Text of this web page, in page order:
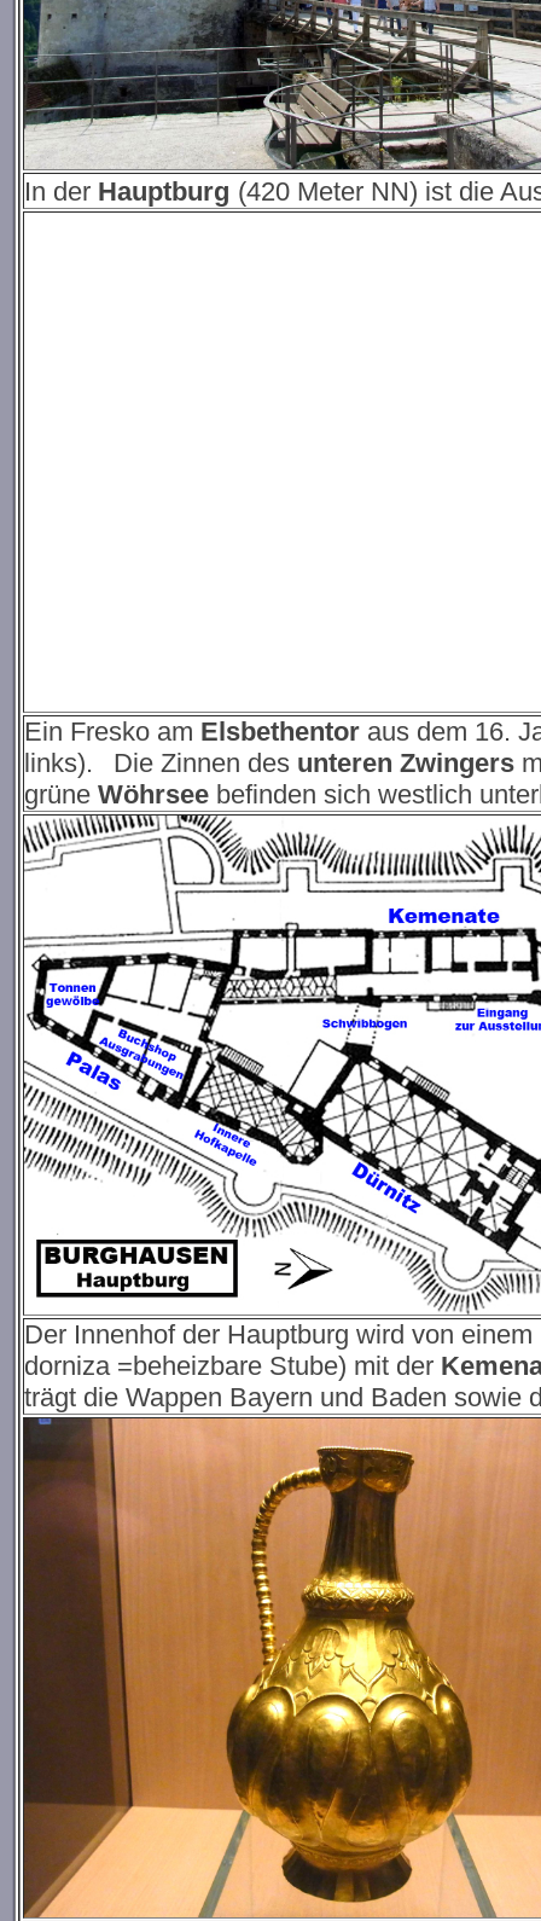
In der Hauptburg (420 Meter NN) ist die
Ein Fresko am Elsbethentor aus dem 16.
links).
Die Zinnen des unteren Zwingers
grüne Wöhrsee befinden sich westlich
Der Innenhof der Hauptburg wird von
dorniza =beheizbare Stube) mit der
trägt die Wappen Bayern und Baden sowie